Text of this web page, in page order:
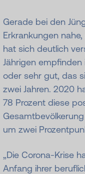
Gerade bei den
Erkrankungen
hat sich deutlich
Jährigen
oder sehr gut, das
zwei Jahren. 2020
78 Prozent diese
um zwei
„Die Corona-Krise
Anfang ihrer